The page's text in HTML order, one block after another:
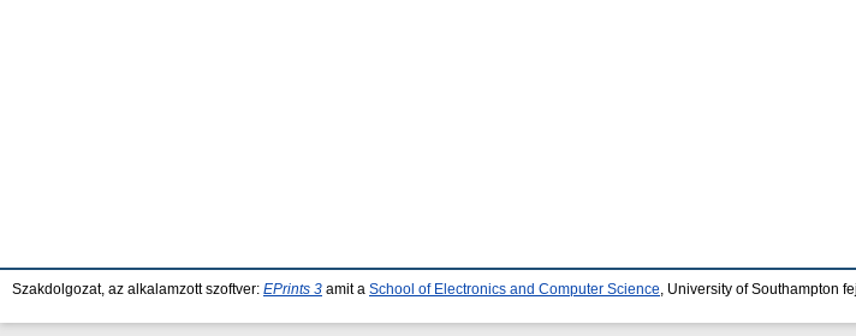
Szakdolgozat, az alkalamzott szoftver: EPrints 3 amit a School of Electronics and Computer Science , University of Southampton